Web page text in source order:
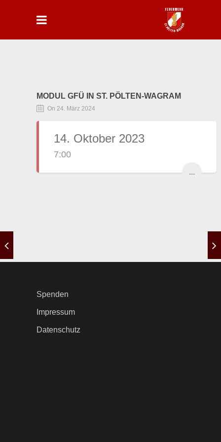
MODUL GFÜ IN ST. PÖLTEN-WAGRAM
On 24. März 2024
14. Oktober 2023
7:00
...
Spenden
Impressum
Datenschutz
.